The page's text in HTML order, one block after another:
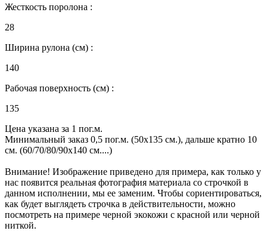
Жесткость поролона :
28
Ширина рулона (см) :
140
Рабочая поверхность (см) :
135
Цена указана за 1 пог.м.
Минимальный заказ 0,5 пог.м. (50х135 см.), дальше кратно 10
см. (60/70/80/90х140 см....)
Внимание! Изображение приведено для примера, как только у
нас появится реальная фотография материала со строчкой в
данном исполнении, мы ее заменим. Чтобы сориентироваться,
как будет выглядеть строчка в действительности, можно
посмотреть на примере черной экокожи с красной или черной
ниткой.